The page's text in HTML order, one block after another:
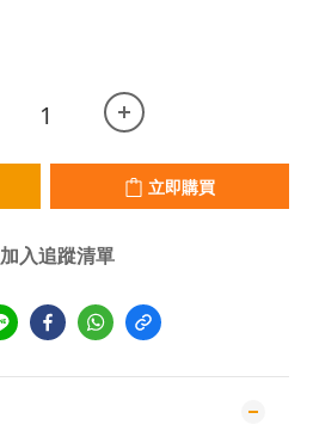
立即購買
加入追蹤清單